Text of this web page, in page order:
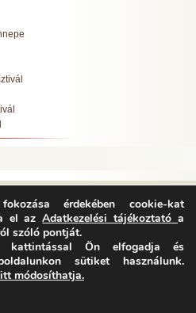
Vendégház 7783 Majs, Kossuth L. u. 308.
Tel.:
+36-70/312-0485
E-mail:
Vendégház Minden jog fenntartva.
érdekében cookie-kat
el azAdatkezelési tájékoztató a
szóló pontját.
kattintással Ön elfogadja és
sütiket használunk.
módosíthatja.